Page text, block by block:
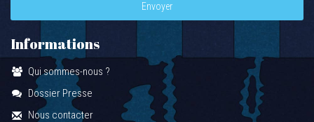
Envoyer
Informations
Qui sommes-nous ?
Dossier Presse
Nous contacter